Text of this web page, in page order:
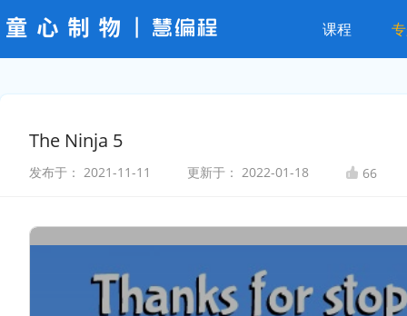
课程
The Ninja 5
发布于： 2021-11-11 更新于： 2022-01-18 66